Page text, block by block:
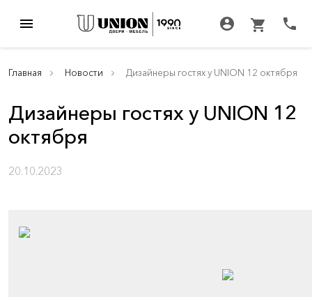
menu account_circle shopping_cart call
Главная Новости Дизайнеры гостях у UNION 12 октября
Дизайнеры гостях у UNION 12
октября
20.10.2023